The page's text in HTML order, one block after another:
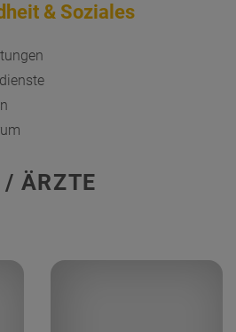
& Soziales
/ ÄRZTE